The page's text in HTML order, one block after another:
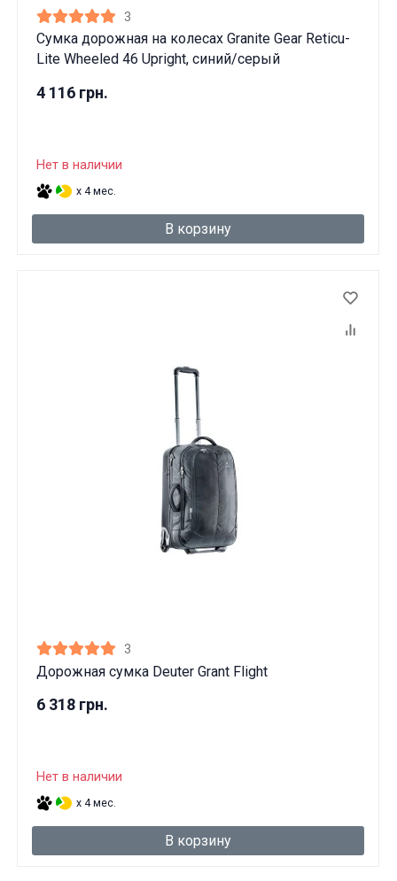
3
Сумка дорожная на колесах Granite Gear Reticu-
Lite Wheeled 46 Upright, синий/серый
4 116 грн.
Нет в наличии
x 4 мес.
В корзину
3
Дорожная сумка Deuter Grant Flight
6 318 грн.
Нет в наличии
x 4 мес.
В корзину